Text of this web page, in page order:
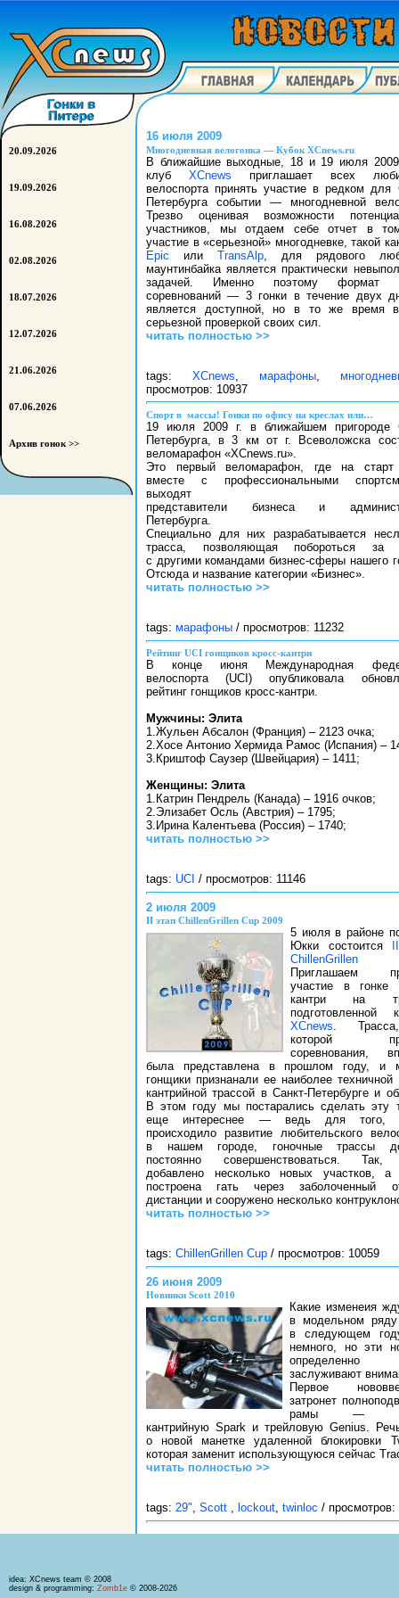
16 июля 2009
Многодневная велогонка — Кубок XCnews.ru
В ближайшие выходные, 18 и 19 июля
клуб XCnews приглашает всех
велоспорта принять участие в редком для
Петербурга событии — многодневной
Трезво оценивая возможности
участников, мы отдаем себе отчет в
участие в «серьезной» многодневке, такой
Epic или TransAlp, для рядового
маунтинбайка является практически
задачей. Именно поэтому формат
соревнований — 3 гонки в течение двух
является доступной, но в то же время
серьезной проверкой своих сил.
читать полностью >>
tags: XCnews марафоны,
просмотров: 10937
Спорт в массы! Гонки по офису на креслах или…
19 июля 2009 г. в ближайшем пригороде
Петербурга, в 3 км от г. Всеволожска
веломарафон «XCnews.ru».
Это первый веломарафон, где на старт
вместе с профессиональными
выходят
представители бизнеса и
Петербурга.
Специально для них разрабатывается
трасса, позволяющая побороться за
с другими командами бизнес-сферы нашего
Отсюда и название категории «Бизнес».
читать полностью >>
tags: марафоны / просмотров: 11232
Рейтинг UCI гонщиков кросс-кантри
В конце июня Международная
велоспорта (UСI) опубликовала
рейтинг гонщиков кросс-кантри.
Мужчины: Элита
1.Жульен Абсалон (Франция) – 2123 очка;
2.Хосе Антонио Хермида Рамос (Испания) –
3.Криштоф Саузер (Швейцария) – 1411;
Женщины: Элита
1.Катрин Пендрель (Канада) – 1916 очков;
2.Элизабет Осль (Австрия) – 1795;
3.Ирина Калентьева (Россия) – 1740;
читать полностью >>
tags: UCI / просмотров: 11146
2 июля 2009
II этап ChillenGrillen Cup 2009
5 июля в районе
Юкки состоится
ChillenGrillen
Приглашаем
участие в гонке
кантри на
подготовленной
XCnews.
которой
соревнования,
была представлена в прошлом году, и
гонщики признанали ее наиболее техничной
кантрийной трассой в Санкт-Петербурге и
В этом году мы постарались сделать эту
еще интереснее — ведь для того,
происходило развитие любительского
в нашем городе, гоночные трассы
постоянно совершенствоваться.
добавлено несколько новых участков, а
построена гать через заболоченный
дистанции и сооружено несколько
читать полностью >>
tags: ChillenGrillen Cup / просмотров: 10059
26 июня 2009
Новинки Scott 2010
Какие изменеия
в модельном
в следующем
немного, но эти
определенно
заслуживают
Первое
затронет
рамы —
кантрийную Spark и трейловую Genius.
о новой манетке удаленной блокировки
которая заменит использующуюся сейчас
читать полностью >>
tags: 29", Scott , lockout, twinloc / просмотров:
20.09.2026
19.09.2026
16.08.2026
02.08.2026
18.07.2026
12.07.2026
21.06.2026
07.06.2026
Архив гонок >>
idea: XCnews team © 2008
design & programming: Zomb1e © 2008-2026